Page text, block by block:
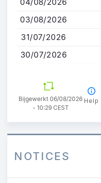
gaan
04/08/2026
03/08/2026
31/07/2026
30/07/2026
Bijgewerkt 06/08/2026
- 10:29 CEST
Help
NOTICES